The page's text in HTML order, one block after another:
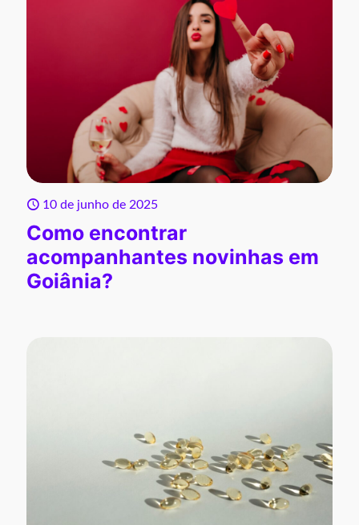
10 de junho de 2025
Como encontrar
acompanhantes novinhas em
Goiânia?